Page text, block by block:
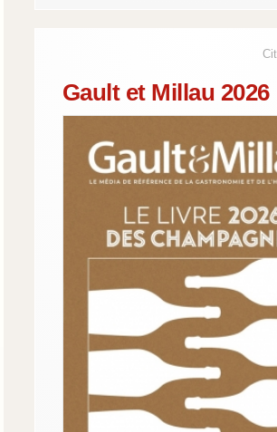
Gault et Millau 2026